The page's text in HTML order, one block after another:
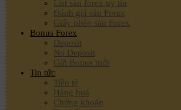
List sàn forex uy tín
Đánh giá sàn Forex
Giấy phép sàn Forex
Bonus Forex
Deposit
No Deposit
Gửi Bonus mới
Tin tức
Tiền tệ
Hàng hoá
Chứng khoán